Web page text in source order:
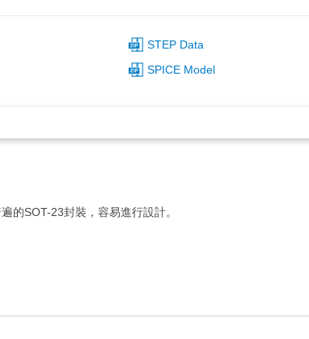
STEP Data
SPICE Model
的SOT-23封裝，容易進行設計。